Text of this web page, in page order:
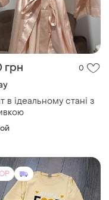
грн 0
в ідеальному стані з